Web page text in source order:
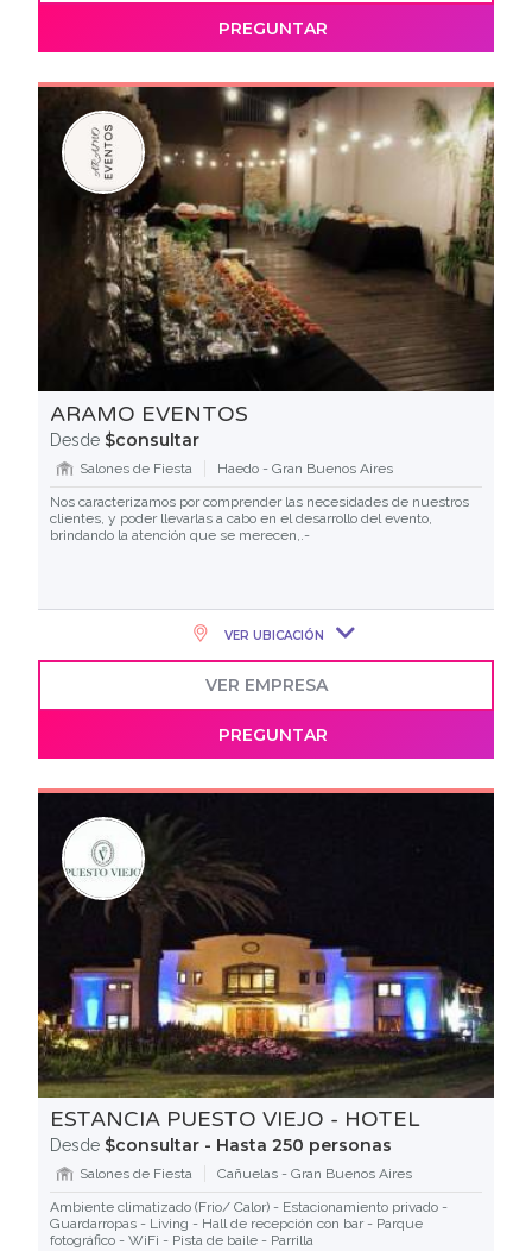
PREGUNTAR
ARAMO EVENTOS
Desde $consultar
Salones de Fiesta
Haedo - Gran Buenos Aires
Nos caracterizamos por comprender las necesidades de nuestros
clientes, y poder llevarlas a cabo en el desarrollo del evento,
brindando la atención que se merecen,.-
VER UBICACIÓN
VER EMPRESA
PREGUNTAR
ESTANCIA PUESTO VIEJO - HOTEL
Desde $consultar - Hasta 250 personas
Salones de Fiesta
Cañuelas - Gran Buenos Aires
Ambiente climatizado (Frio/ Calor) - Estacionamiento privado -
Guardarropas - Living - Hall de recepción con bar - Parque
fotográfico - WiFi - Pista de baile - Parrilla